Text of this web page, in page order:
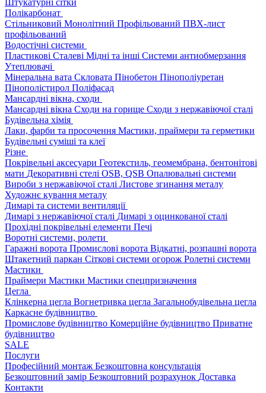
Штукатурні сітки
Полікарбонат
Стільниковий Монолітний Профільований ПВХ-лист
профільований
Водостічні системи
Пластикові Сталеві Мідні та інші Системи антиобмерзання
Утеплювачі
Мінеральна вата Скловата Пінобетон Пінополіуретан
Пінополістирол Поліфасад
Мансардні вікна, сходи
Мансардні вікна Сходи на горище Сходи з нержавіючої сталі
Будівельна хімія
Лаки, фарби та просочення Мастики, праймери та герметики
Будівельні суміші та клеї
Різне
Покрівельні аксесуари Геотекстиль, геомембрана, бентонітові
мати Декоративні стелі OSB, QSB Опалювальні системи
Вироби з нержавіючої сталі Листове згинання металу
Художнє кування металу
Димарі та системи вентиляції
Димарі з нержавіючої сталі Димарі з оцинкованої сталі
Прохідні покрівельні елементи Печі
Воротні системи, ролети
Гаражні ворота Промислові ворота Відкатні, розпашні ворота
Штакетний паркан Сіткові системи огорож Ролетні системи
Мастики
Праймери Мастики Мастики спецпризначення
Цегла
Клінкерна цегла Вогнетривка цегла Загальнобудівельна цегла
Каркасне будівництво
Промислове будівництво Комерційне будівництво Приватне
будівництво
SALE
Послуги
Професійний монтаж Безкоштовна консультація
Безкоштовний замір Безкоштовний розрахунок Доставка
Контакти